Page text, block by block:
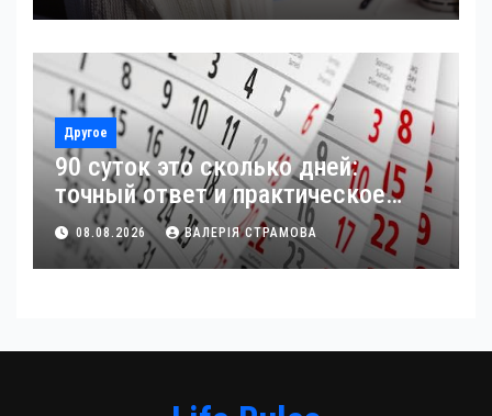
Другое
90 суток это сколько дней:
точный ответ и практическое
применение
08.08.2026 ВАЛЕРІЯ СТРАМОВА